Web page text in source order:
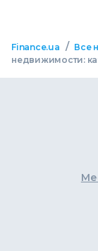
Finance.ua / Все
недвижимости: